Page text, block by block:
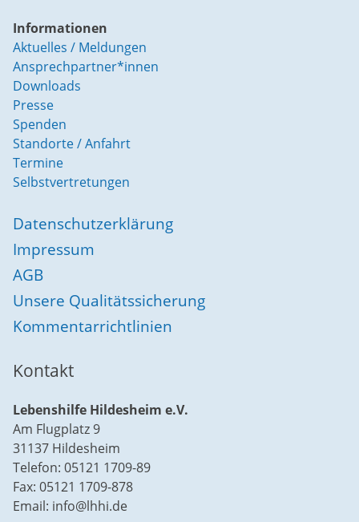
Informationen
Aktuelles / Meldungen
Ansprechpartner*innen
Downloads
Presse
Spenden
Standorte / Anfahrt
Termine
Selbstvertretungen
Datenschutzerklärung
Impressum
AGB
Unsere Qualitätssicherung
Kommentarrichtlinien
Kontakt
Lebenshilfe Hildesheim e.V.
Am Flugplatz 9
31137 Hildesheim
Telefon: 05121 1709-89
Fax: 05121 1709-878
Email: info@lhhi.de